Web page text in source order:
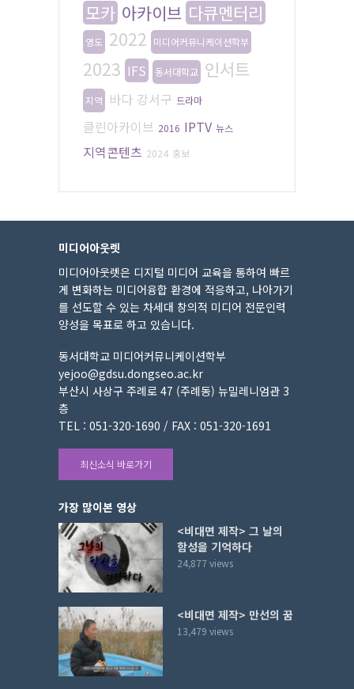
모카 아카이브 다큐멘터리
영도 2022 미디어커뮤니케이션학부
2023 IFS 동서대학교 인서트
지역 바다 강서구 드라마
클린아카이브 2016 IPTV 뉴스
지역콘텐츠 2024 홍보
미디어아웃렛
미디어아웃렛은 디지털 미디어 교육을 통하여 빠르
게 변화하는 미디어융합 환경에 적응하고, 나아가기
를 선도할 수 있는 차세대 창의적 미디어 전문인력
양성을 목표로 하고 있습니다.
동서대학교 미디어커뮤니케이션학부
yejoo@gdsu.dongseo.ac.kr
부산시 사상구 주례로 47 (주례동) 뉴밀레니엄관 3
층
TEL : 051-320-1690 / FAX : 051-320-1691
최신소식 바로가기
가장 많이본 영상
<비대면 제작> 그 날의
함성을 기억하다
24,877 views
<비대면 제작> 만선의 꿈
13,479 views